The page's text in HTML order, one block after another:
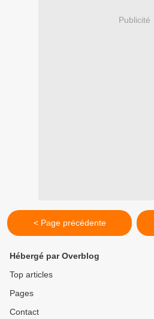
Publicité
< Page précédente
Hébergé par Overblog
Top articles
Pages
Contact